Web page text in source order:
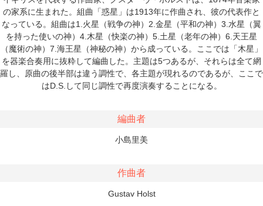
の家系に生まれた。組曲「惑星」は1913年に作曲され、彼の代表作と
なっている。組曲は1.火星（戦争の神）2.金星（平和の神）3.水星（翼
を持った使いの神）4.木星（快楽の神）5.土星（老年の神）6.天王星
（魔術の神）7.海王星（神秘の神）から成っている。ここでは「木星」
を器楽合奏用に抜粋して編曲した。主題は5つあるが、それらは全て網
羅し、原曲の後半部は違う調性で、各主題が現れるのであるが、ここで
はD.S.して同じ調性で再度演奏することになる。
編曲者
小島里美
作曲者
Gustav Holst